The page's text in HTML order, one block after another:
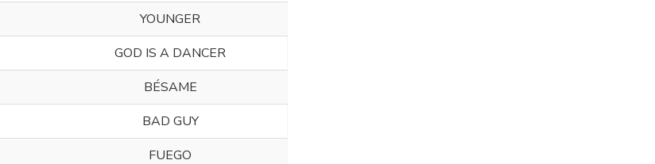
YOUNGER
GOD IS A DANCER
BÉSAME
BAD GUY
FUEGO